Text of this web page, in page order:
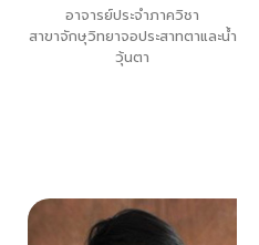
อาจารย์ประจำภาควิชา
สาขาจักษุวิทยาจอประสาทตาและน้ำ
วุ้นตา